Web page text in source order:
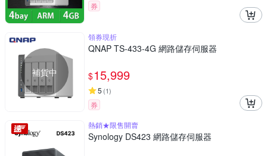
券
補貨中
領券現折
QNAP TS-433-4G 網路儲存伺服器
$15,999
5 (1)
券
熱銷★限售開賣
Synology DS423 網路儲存伺服器